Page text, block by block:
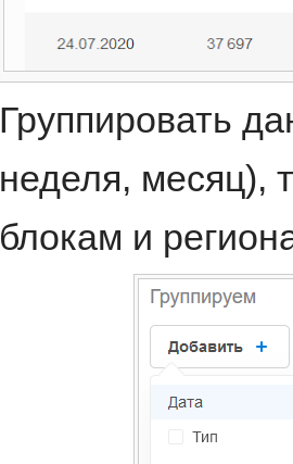
Группировать
неделя, месяц),
блокам и